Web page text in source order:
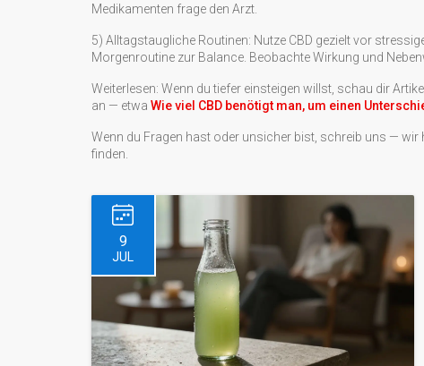
Medikamenten frage den Arzt.
5) Alltagstaugliche Routinen: Nutze CBD gezielt vor
Morgenroutine zur Balance. Beobachte Wirkung und
Weiterlesen: Wenn du tiefer einsteigen willst, schau dir
an — etwa Wie viel CBD benötigt man, um einen
Wenn du Fragen hast oder unsicher bist, schreib uns —
finden.
9
JUL